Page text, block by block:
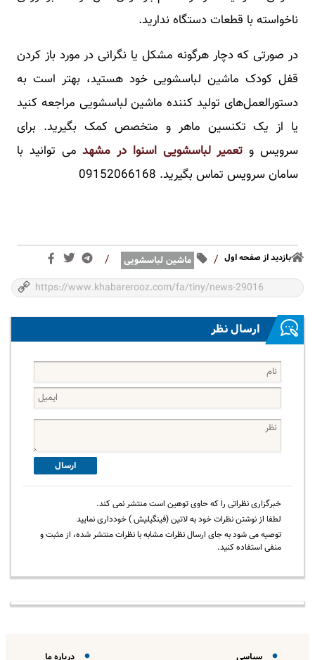
ناخواسته با قطعات دستگاه ندارید.
در صورتی که دچار هرگونه مشکل یا نگرانی در مورد باز کردن
قفل کودک ماشین لباسشویی خود هستید، بهتر است به
دستورالعمل‌های تولید کننده ماشین لباسشویی مراجعه کنید
یا از یک تکنسین ماهر و متخصص کمک بگیرید. برای
سرویس و تعمیر لباسشویی اسنوا در مشهدمی توانید با
سامان سرویس تماس بگیرید. 09152066168
بازدید از صفحه اول / ماشین لباسشویی /
ارسال نظر
ارسال
خبرگزاری نظراتی را که حاوی توهین است منتشر نمی کند.
لطفا از نوشتن نظرات خود به لاتین (فینگیلیش ) خودداری نمایید
توصیه می شود به جای ارسال نظرات مشابه با نظرات منتشر شده، از مثبت و
منفی استفاده کنید.
سیاسی درباره ما